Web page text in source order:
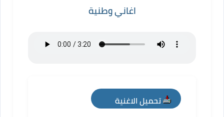
اغاني وطنية
تحميل الاغنية